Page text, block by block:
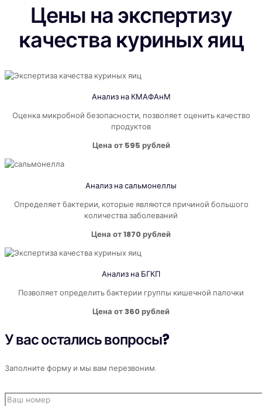
Цены на экспертизу
качества куриных яиц
Анализ на КМАФАнМ
Оценка микробной безопасности, позволяет оценить качество
продуктов
Цена от 595 рублей
Анализ насальмонеллы
Определяет бактерии, которые являются причиной большого
количества заболеваний
Цена от 1870 рублей
Анализ на БГКП
Позволяет определить бактерии группы кишечной палочки
Цена от 360 рублей
У вас остались вопросы?
Заполните форму и мы вам перезвоним.